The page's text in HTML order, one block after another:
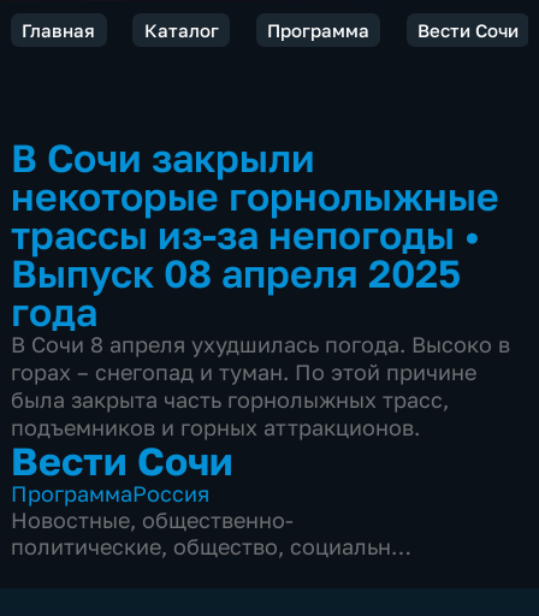
Главная Каталог Программа Вести Сочи
В Сочи закрыли
некоторые горнолыжные
трассы из-за непогоды •
Выпуск 08 апреля 2025
года
В Сочи 8 апреля ухудшилась погода. Высоко в
горах – снегопад и туман. По этой причине
была закрыта часть горнолыжных трасс,
подъемников и горных аттракционов.
Вести Сочи
ПрограммаРоссия
Новостные, общественно-
политические, общество, социально-